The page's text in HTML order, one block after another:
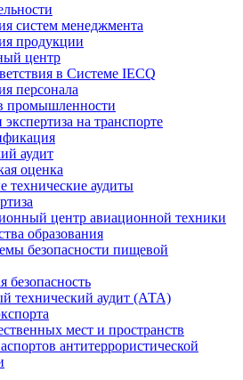
систем менеджмента
продукции
центр
в Системе IECQ
персонала
промышленности
на транспорте
аудит
оценка
технические аудиты
центр авиационной техники
образования
безопасности пищевой
безопасность
технический аудит (АТА)
мест и пространств
антитеррористической